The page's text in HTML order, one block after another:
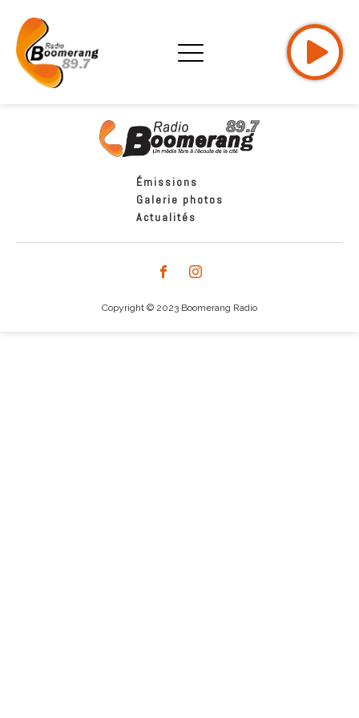
Émissions
Galerie photos
Actualités
Copyright © 2023 Boomerang Radio